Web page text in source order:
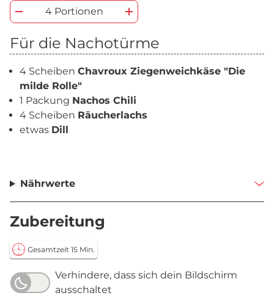
4 Portionen
Für die Nachotürme
4 Scheiben Chavroux Ziegenweichkäse "Die
milde Rolle"
1 Packung Nachos Chili
4 Scheiben Räucherlachs
etwas Dill
Nährwerte
Zubereitung
Gesamtzeit 15 Min.
Verhindere, dass sich dein Bildschirm
ausschaltet